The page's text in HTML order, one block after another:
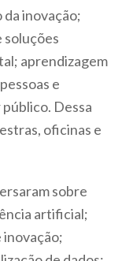
inovação;
soluções
aprendizagem
e
Dessa
oficinas e
sobre
artificial;